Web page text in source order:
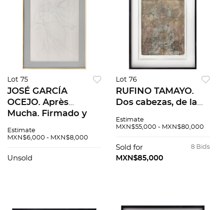
Lot 75
JOSÉ GARCÍA
OCEJO. Après
Mucha. Firmado y
sobre papel. 50 x 70
Estimate
MXN$6,000 - MXN$8,000
Unsold
Lot 76
RUFINO TAMAYO.
Dos cabezas, de la
1969. Firmada.
56 cm medidas
totales
Estimate
MXN$55,000 - MXN$80,000
8 Bids
Sold for
MXN$85,000